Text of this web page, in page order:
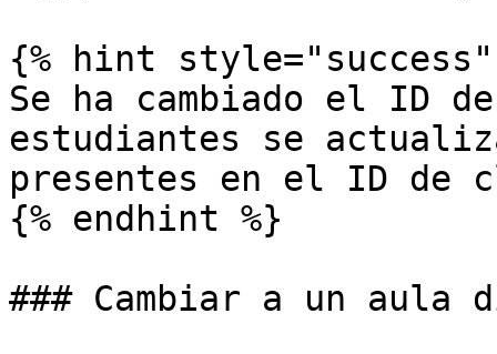
{% hint style="success"
Se ha cambiado el ID
estudiantes se
presentes en el ID de
{% endhint %}
### Cambiar a un aula